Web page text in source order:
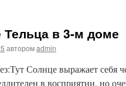
Тельца в 3-м доме
авторомadmin
Солнце выражает себя
в восприятии, но